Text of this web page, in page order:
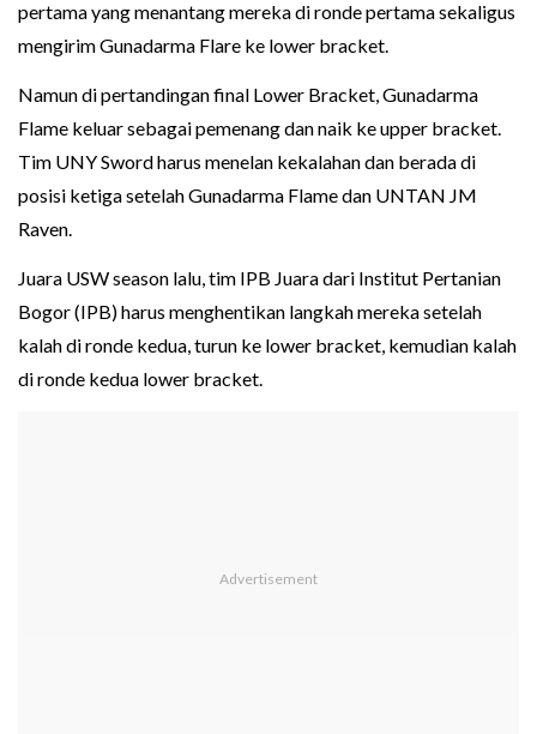
pertama yang menantang mereka di ronde pertama sekaligus
mengirim Gunadarma Flare ke lower bracket.
Namun di pertandingan final Lower Bracket, Gunadarma
Flame keluar sebagai pemenang dan naik ke upper bracket.
Tim UNY Sword harus menelan kekalahan dan berada di
posisi ketiga setelah Gunadarma Flame dan UNTAN JM
Raven.
Juara USW season lalu, tim IPB Juara dari Institut Pertanian
Bogor (IPB) harus menghentikan langkah mereka setelah
kalah di ronde kedua, turun ke lower bracket, kemudian kalah
di ronde kedua lower bracket.